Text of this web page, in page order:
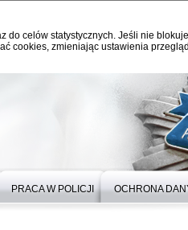
celów statystycznych. Jeśli nie
cookies, zmieniając ustawienia
PRACA W POLICJI OCHRONA